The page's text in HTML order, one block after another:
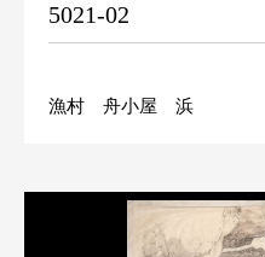
5021-02
漁村 舟小屋 浜